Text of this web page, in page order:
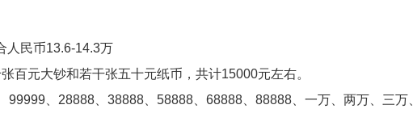
民币13.6-14.3万
元大钞和若干张五十元纸币，共计15000元左右。
、28888、38888、58888、68888、88888、一万、两万、三万